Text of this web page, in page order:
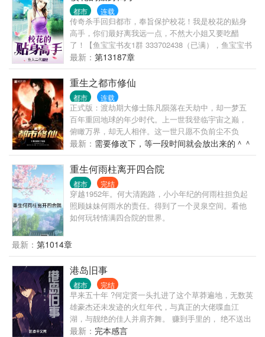
学姐谈恋爱，然后惊艳所有人。 等他和高冷学姐手拉
手出现在学校里的时候，全校都震惊了。 高冷校花苏
白粥的身边竟然出现了男人？ 这时，暗恋三年的女孩
却发现自己心里是有他的，于是再次展开了对洛野的
追求。 “抱歉，小学弟已经是我的人了。”苏白粥强势
的说道。 …… “后来呢？洛野先生，您跟知名漫画家
袋，看着那个绝美的身影，轻声笑道:“她偷偷把我的书
给漫画改编了……”
都市 连载
传奇杀手回归都市，奉旨保护校花！我是校花的贴身
高手，你们最好离我远一点，不然大小姐又要吃醋
了！【鱼宝宝书友1群 333702438（已满），鱼宝宝书
友2群 417723151】
最新： 第13187章
重生之都市修仙
都市 连载
正式版：渡劫期大修士陈凡陨落在天劫中，却一梦五
百年重回地球的年少时代。上一世我登临宇宙之巅，
俯瞰万界，却无人相伴。这一世只愿不负前尘不负
卿。通俗版：修行五百年的渡劫期修仙者重生回都
市，弥补遗憾，扮猪吃老虎的故事。修仙书友群：
415550977，欢迎各位书友。
最新： 需要修改下，等一段时间就会放出来的＾＾
重生何雨柱离开四合院
都市 完结
穿越1952年。何大清跑路，小小年纪的何雨柱担负起
照顾妹妹何雨水的责任。得到了一个灵泉空间。看他
如何玩转情满四合院的世界。
最新： 第1014章
港岛旧事
都市 完结
早来五十年 ?何定贤一头扎进了这个草莽遍地，无数英
雄豪杰还未发迹的火红年代，与真正的大佬喋血江
湖，与靓绝的佳人并肩齐舞。 赚到手里的， 绝不送出
去！
最新： 完本感言